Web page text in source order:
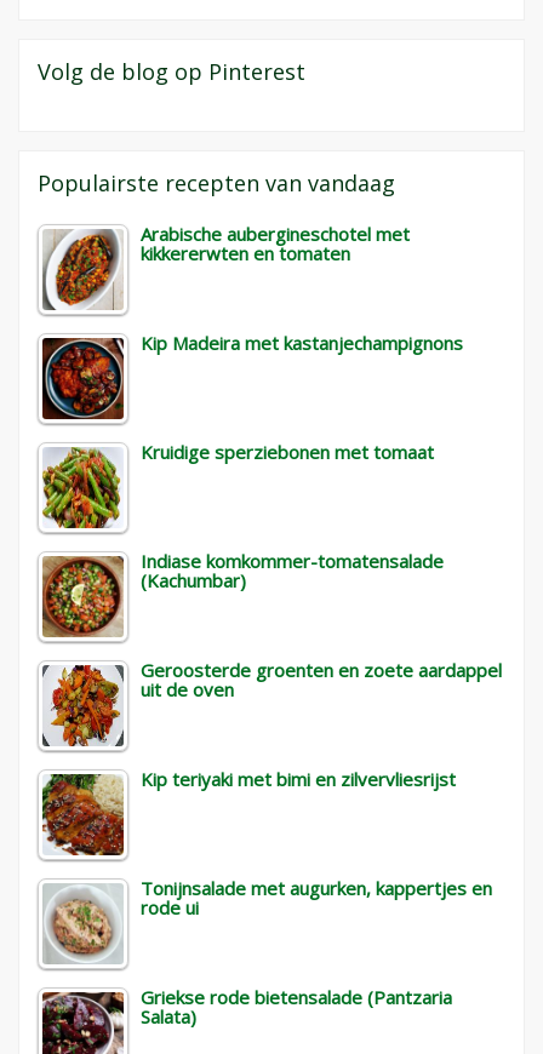
Volg de blog op Pinterest
Populairste recepten van vandaag
Arabische aubergineschotel met
kikkererwten en tomaten
Kip Madeira met kastanjechampignons
Kruidige sperziebonen met tomaat
Indiase komkommer-tomatensalade
(Kachumbar)
Geroosterde groenten en zoete aardappel
uit de oven
Kip teriyaki met bimi en zilvervliesrijst
Tonijnsalade met augurken, kappertjes en
rode ui
Griekse rode bietensalade (Pantzaria
Salata)